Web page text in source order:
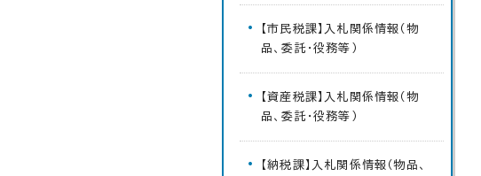
【市民税課】入札関係情報（物
品、委託・役務等）
【資産税課】入札関係情報（物
品、委託・役務等）
【納税課】入札関係情報（物品、